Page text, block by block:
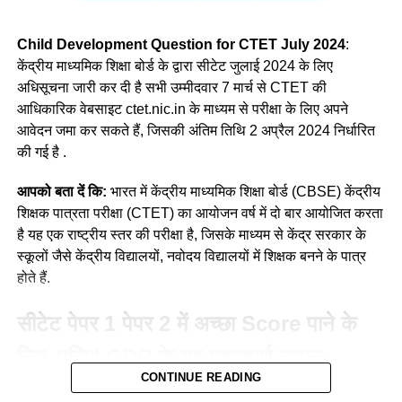
(d) मिट्टी और फूस के घर जिनकी ढालू छतें कंटीली झाड़ियों की बनी होती
हैं
Ans c
Q.6 उस महिला वेट-लिफ्टर का नाम क्या है जिसने अंतरराष्ट्रीय खेल
प्रतियोगिताओं में 29 मेडल जीते हैं?
(a) वाहिदा प्रिज्म
(b) सुनीता विलियम्स
(c) बछेंद्री पाल
(d) कर्णम मल्लेश्वरी
Ans- (a)
Q. किसी राष्ट्रीय पाठ्यचर्या की रूपरेखा ने यह सिफारिश की थी कि पहले
दो वर्षों अर्थात् कक्षाएँ । और II में पर्यावरण अध्ययन में प्राकृतिक एवं
सामाजिक वातावरण दोनों सम्मिलित होंगे, जबकि कक्षा III से V में, सामाजिक
(a) एन.सी.एफ. 2000
(b) एन.सी.एफ. 1988
Child Development Question for CTET July 2024:
केंद्रीय माध्यमिक शिक्षा बोर्ड के द्वारा सीटेट जुलाई 2024 के लिए
अधिसूचना जारी कर दी है सभी उम्मीदवार 7 मार्च से CTET की
आधिकारिक वेबसाइट ctet.nic.in के माध्यम से परीक्षा के लिए अपने
आवेदन जमा कर सकते हैं, जिसकी अंतिम तिथि 2 अप्रैल 2024 निर्धारित
की गई है .
आपको बता दें कि: भारत में केंद्रीय माध्यमिक शिक्षा बोर्ड (CBSE) केंद्रीय
शिक्षक पात्रता परीक्षा (CTET) का आयोजन वर्ष में दो बार आयोजित करता
है यह एक राष्ट्रीय स्तर की परीक्षा है, जिसके माध्यम से केंद्र सरकार के
स्कूलों जैसे केंद्रीय विद्यालयों, नवोदय विद्यालयों में शिक्षक बनने के पात्र
होते हैं.
सीटेट पेपर 1 पेपर 2 में अच्छा Score पाने के
लिए, पढ़िए! CDP के यह महत्वपूर्ण सवाल—
Child Development Important Question
CONTINUE READING